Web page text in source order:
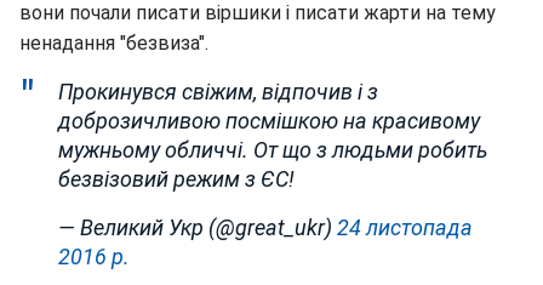
вони почали писати віршики і писати жарти на тему
ненадання "безвиза".
Прокинувся свіжим, відпочив і з
доброзичливою посмішкою на красивому
мужньому обличчі. От що з людьми робить
безвізовий режим з ЄС!
— Великий Укр (@great_ukr) 24 листопада
2016 р.